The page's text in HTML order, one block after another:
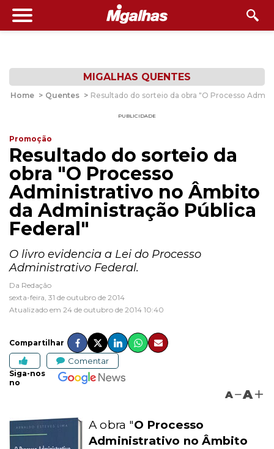
MIGALHAS QUENTES
Home > Quentes > Resultado do sorteio da obra "O Processo
PUBLICIDADE
Promoção
Resultado do sorteio da
obra "O Processo
Administrativo no Âmbito
da Administração Pública
Federal"
O livro evidencia a Lei do Processo
Administrativo Federal.
Da Redação
sexta-feira, 31 de outubro de 2014
Atualizado em 24 de outubro de 2014 10:40
Compartilhar
Comentar
Siga-nos
no
A A
A obra "O Processo
Administrativo no Âmbito